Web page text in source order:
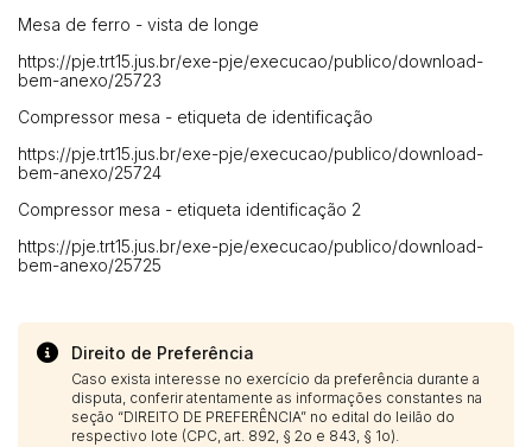
Mesa de ferro - vista de longe
https://pje.trt15.jus.br/exe-pje/execucao/publico/download-
bem-anexo/25723
Compressor mesa - etiqueta de identificação
https://pje.trt15.jus.br/exe-pje/execucao/publico/download-
bem-anexo/25724
Compressor mesa - etiqueta identificação 2
https://pje.trt15.jus.br/exe-pje/execucao/publico/download-
bem-anexo/25725
Direito de Preferência
Caso exista interesse no exercício da preferência durante a
disputa, conferir atentamente as informações constantes na
seção “DIREITO DE PREFERÊNCIA” no edital do leilão do
respectivo lote (CPC, art. 892, § 2o e 843, § 1o).